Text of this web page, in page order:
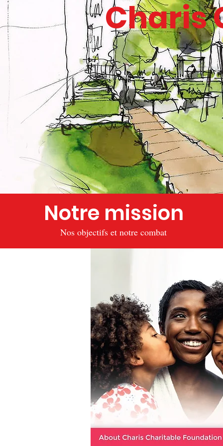
Charis
Notre mission
Nos objectifs et notre combat